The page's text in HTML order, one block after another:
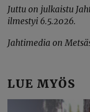
Juttu on julkaistu
ilmestyi 6.5.2026.
Jahtimedia on
LUE MYÖS